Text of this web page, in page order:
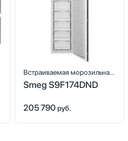
Встраиваемая морозильная
камера
Smeg S9F174DND
205 790 руб.